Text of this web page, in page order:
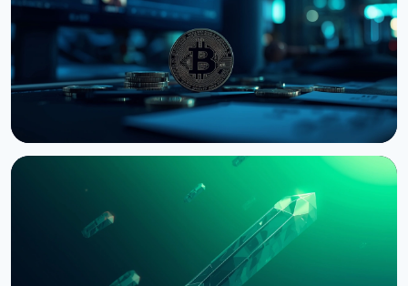
7 серпня 2026 р.4 хв читання
Bernstein попереджає про удар по крипторинку
через провал CLARITY Act у Сенаті